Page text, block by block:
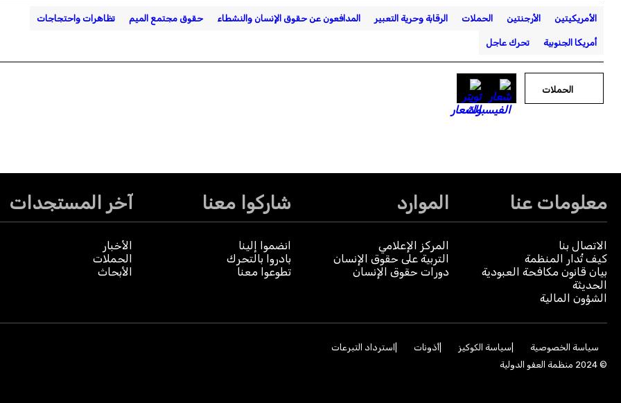
الأمريكيتين الأرجنتين الحملات الرقابة وحرية التعبير المدافعون عن حقوق الإنسان والنشطاء حقوق مجتمع الميم تظاهرات واحتجاجات
أمريكا الجنوبية تحرك عاجل
الحملات
معلومات عنا
الاتصال بنا
كيف تُدار المنظمة
بيان قانون مكافحة العبودية
الحديثة
الشؤون المالية
الموارد
المركز الإعلامي
التربية على حقوق الإنسان
دورات حقوق الإنسان
شاركوا معنا
انضموا إلينا
بادروا بالتحرك
تطوعوا معنا
آخر المستجدات
الأخبار
الحملات
الأبحاث
سياسة الخصوصية سياسة الكوكيز أذونات
استرداد التبرعات
© 2024 منظمة العفو الدولية